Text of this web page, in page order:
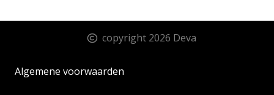
copyright 2026 Deva
Algemene voorwaarden